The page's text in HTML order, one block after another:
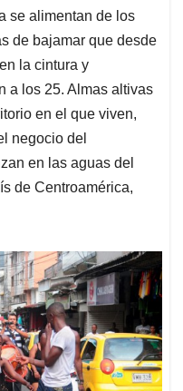
se alimentan de los
de bajamar que desde
la cintura y
a los 25. Almas altivas
en el que viven,
negocio del
en las aguas del
de Centroamérica,